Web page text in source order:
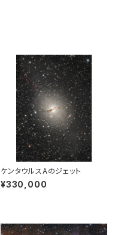
ケンタウルスAのジェット
¥330,000